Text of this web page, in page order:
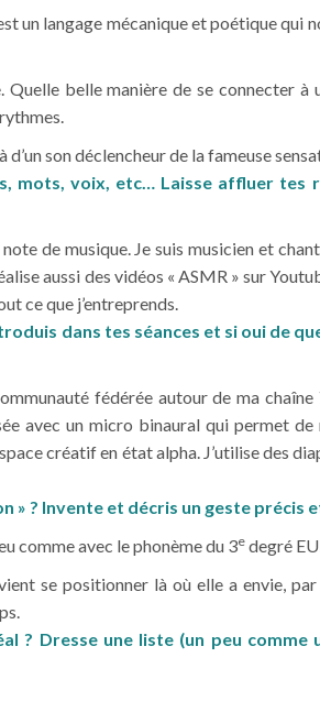
un langage mécanique et poétique qui
belle manière de se connecter
son déclencheur de la fameuse
mots, voix, etc… Laisse affluer tes
de musique. Je suis musicien et
aussi des vidéos « ASMR » sur
ce que j’entreprends.
dans tes séances et si oui de
fédérée autour de ma
avec un micro binaural qui permet
créatif en état alpha. J’utilise des
» ? Invente et décris un geste précis
comme avec le phonème du 3e degré
se positionner là où elle a envie,
Dresse une liste (un peu